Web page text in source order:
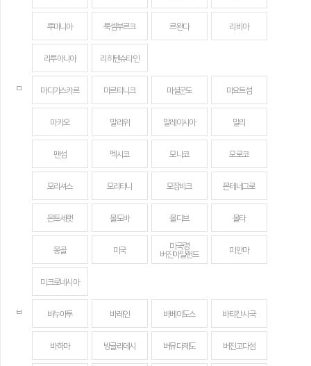
루마니아 룩셈부르크 르완다 리비아
리투아니아 리히텐슈타인
ㅁ 마다가스카르 마르티니크 마셜군도 마요트섬
마카오 말라위 말레이시아 말리
맨섬 멕시코 모나코 모로코
모리셔스 모리타니 모잠비크 몬테네그로
몬트세랫 몰도바 몰디브 몰타
몽골 미국
미국령
버진아일랜드
미얀마
미크로네시아
ㅂ 바누아투 바레인 바베이도스 바티칸 시국
바하마 방글라데시 버뮤다제도 버진고다섬